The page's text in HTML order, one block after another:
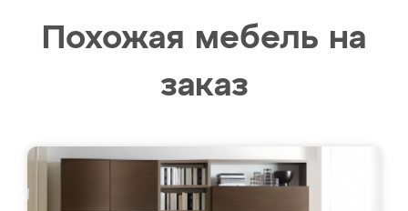
Похожая мебель на
заказ